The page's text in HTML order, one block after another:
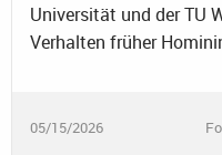
Universität und der TU
Verhalten früher
05/15/2026